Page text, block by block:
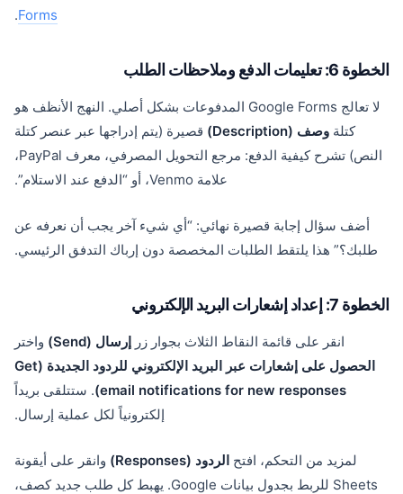
Forms
.
الخطوة 6: تعليمات الدفع وملاحظات الطلب
لا تعالج Google Forms المدفوعات بشكل أصلي. النهج الأنظف هو
كتلة وصف (Description)
قصيرة (يتم إدراجها عبر عنصر كتلة
النص) تشرح كيفية الدفع: مرجع التحويل المصرفي، معرف PayPal،
علامة Venmo، أو “الدفع عند الاستلام”.
أضف سؤال إجابة قصيرة نهائي: “أي شيء آخر يجب أن نعرفه عن
طلبك؟” هذا يلتقط الطلبات المخصصة دون إرباك التدفق الرئيسي.
الخطوة 7: إعداد إشعارات البريد الإلكتروني
انقر على قائمة النقاط الثلاث بجوار زر إرسال (Send)
واختر
الحصول على إشعارات عبر البريد الإلكتروني للردود الجديدة (Get
email notifications for new responses) . ستتلقى بريداً
إلكترونياً لكل عملية إرسال.
لمزيد من التحكم، افتح الردود (Responses)
وانقر على أيقونة
Sheets للربط بجدول بيانات Google. يهبط كل طلب جديد كصف،